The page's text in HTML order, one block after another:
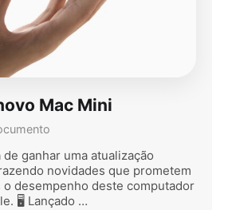
Mac Mini
de ganhar uma atualização
novidades que prometem
o desempenho deste computador
🖥️ Lançado …